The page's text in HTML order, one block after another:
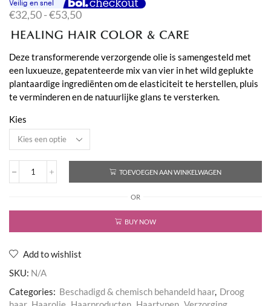
€32,50-€53,50Prijsklasse:
tot
€53,50
Deze transformerende verzorgende olie is samengesteld met
een luxueuze, gepatenteerde mix van vier in het wild geplukte
plantaardige ingrediënten om de elasticiteit te herstellen, pluis
te verminderen en de natuurlijke glans te versterken.
Kies
Oil
NEW
TOEVOEGEN AAN WINKELWAGEN
OR
BUY NOW
Add to wishlist
SKU: N/A
Categories: Beschadigd & chemisch behandeld haar, Droog